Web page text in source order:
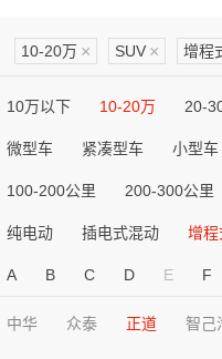
10-20万 × SUV × 增程
10万以下 10-20万 20-
微型车 紧凑型车 小型车
100-200公里 200-300公里
纯电动 插电式混动 增程
A B C D E F
中华 众泰 正道 智己